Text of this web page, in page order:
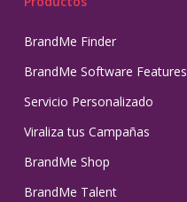
BrandMe Finder
BrandMe Software Features
Servicio Personalizado
Viraliza tus Campañas
BrandMe Shop
BrandMe Talent